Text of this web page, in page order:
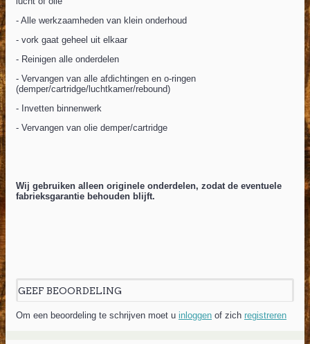
- Alle werkzaamheden van klein onderhoud
- vork gaat geheel uit elkaar
- Reinigen alle onderdelen
- Vervangen van alle afdichtingen en o-ringen
(demper/cartridge/luchtkamer/rebound)
- Invetten binnenwerk
- Vervangen van olie demper/cartridge
Wij gebruiken alleen originele onderdelen, zodat de eventuele
fabrieksgarantie behouden blijft.
GEEF BEOORDELING
Om een beoordeling te schrijven moet u inloggen of zich registreren